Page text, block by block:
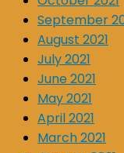
September
August 2021
July 2021
June 2021
May 2021
April 2021
March 2021